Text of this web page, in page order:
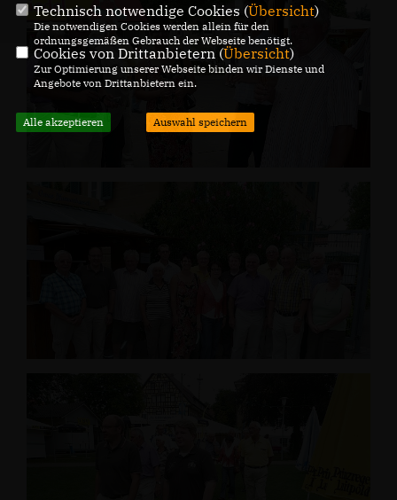
Technisch notwendige Cookies (Übersicht)
Die notwendigen Cookies werden allein für den
ordnungsgemäßen Gebrauch der Webseite benötigt.
Cookies von Drittanbietern (Übersicht)
Zur Optimierung unserer Webseite binden wir Dienste und
Angebote von Drittanbietern ein.
Alle akzeptieren Auswahl speichern